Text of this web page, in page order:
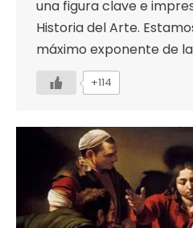
una figura clave e
Historia del Arte.
máximo exponente de
+114